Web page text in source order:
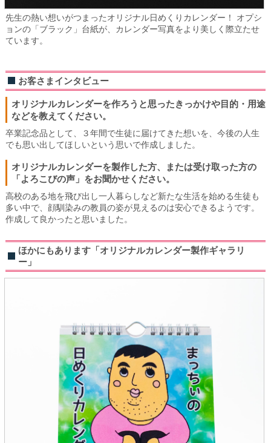
先生の熱い想いがつまったオリジナル日めくりカレンダー！ オプシ
ョンの「ブラック」台紙が、カレンダー写真をより美しく際立たせ
ています。
お客さまインタビュー
オリジナルカレンダーを作ろうと思ったきっかけや目的・用途
などを教えてください。
卒業記念品として、３年間で生徒に届けてきた想いを、今後の人生
でも思い出してほしいという思いで作成しました。
オリジナルカレンダーを製作した方、または受け取った方の
「よろこびの声」をお聞かせください。
高校のある地を飛び出し一人暮らしなど新たな生活を始める生徒も
多い中で、顔馴染みの教員の姿が見えるのは安心できるようです。
作成して良かったと思いました。
ほかにもあります「オリジナルカレンダー製作ギャラリ
ー」